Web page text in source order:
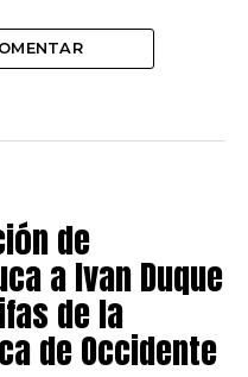
de
a Ivan Duque
de la
de Occidente